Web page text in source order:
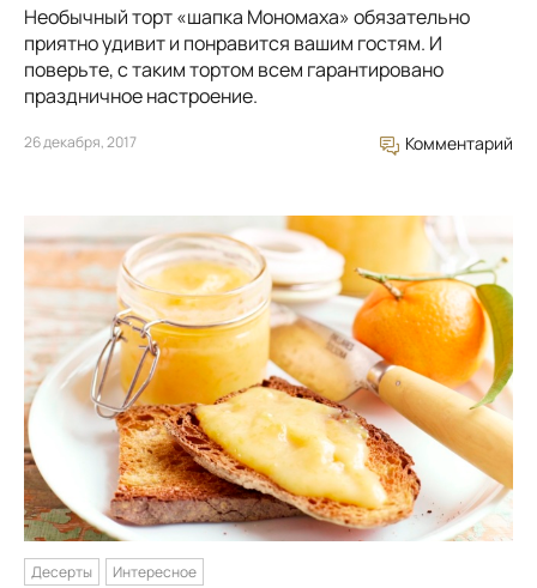
Необычный торт «шапка Мономаха» обязательно
приятно удивит и понравится вашим гостям. И
поверьте, с таким тортом всем гарантировано
праздничное настроение.
26 декабря, 2017 Комментарий
Десерты Интересное